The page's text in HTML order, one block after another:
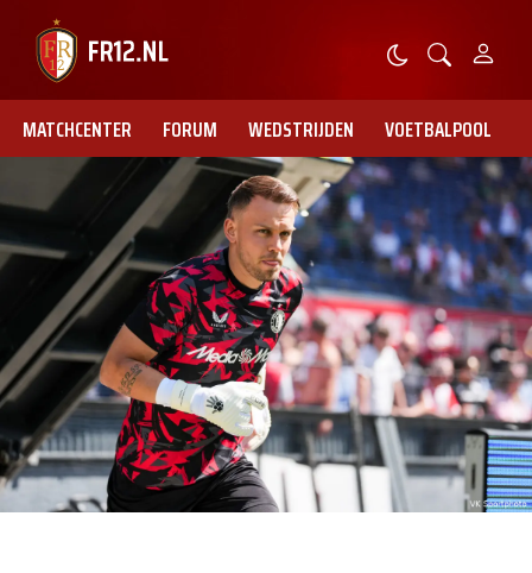
MATCHCENTER FORUM WEDSTRIJDEN VOETBALPOOL